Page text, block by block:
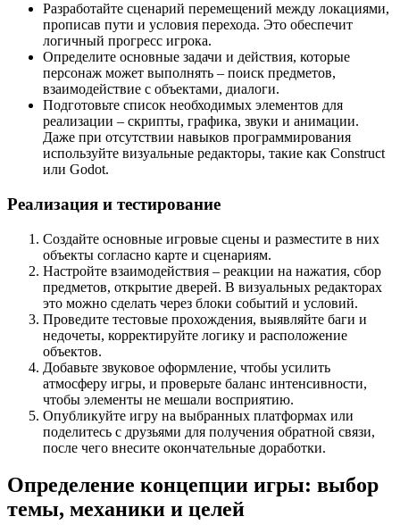
Разработайте сценарий перемещений между локациями,
прописав пути и условия перехода. Это обеспечит
логичный прогресс игрока.
Определите основные задачи и действия, которые
персонаж может выполнять – поиск предметов,
взаимодействие с объектами, диалоги.
Подготовьте список необходимых элементов для
реализации – скрипты, графика, звуки и анимации.
Даже при отсутствии навыков программирования
используйте визуальные редакторы, такие как Construct
или Godot.
Реализация и тестирование
Создайте основные игровые сцены и разместите в них
объекты согласно карте и сценариям.
Настройте взаимодействия – реакции на нажатия, сбор
предметов, открытие дверей. В визуальных редакторах
это можно сделать через блоки событий и условий.
Проведите тестовые прохождения, выявляйте баги и
недочеты, корректируйте логику и расположение
объектов.
Добавьте звуковое оформление, чтобы усилить
атмосферу игры, и проверьте баланс интенсивности,
чтобы элементы не мешали восприятию.
Опубликуйте игру на выбранных платформах или
поделитесь с друзьями для получения обратной связи,
после чего внесите окончательные доработки.
Определение концепции игры: выбор
темы, механики и целей